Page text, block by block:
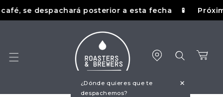
directamente
al contenido
se despachará posterior a esta fecha 🧪 Próxima
¿Dónde quieres que te
despachemos?
+